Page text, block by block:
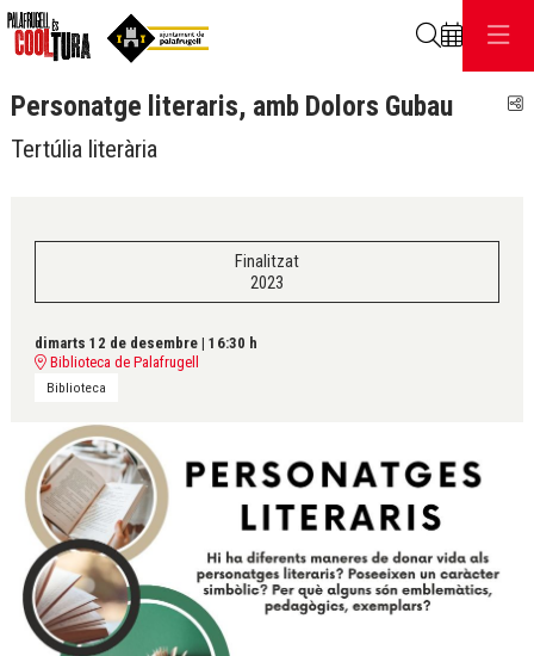
Personatge literaris, amb Dolors Gubau
Tertúlia literària
Finalitzat
2023
dimarts 12 de desembre | 16:30 h
Biblioteca de Palafrugell
Biblioteca